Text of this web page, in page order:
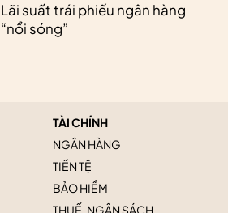
Lãi suất trái phiếu ngân hàng
“nổi sóng”
TÀI CHÍNH
NGÂN HÀNG
TIỀN TỆ
BẢO HIỂM
THUẾ, NGÂN SÁCH